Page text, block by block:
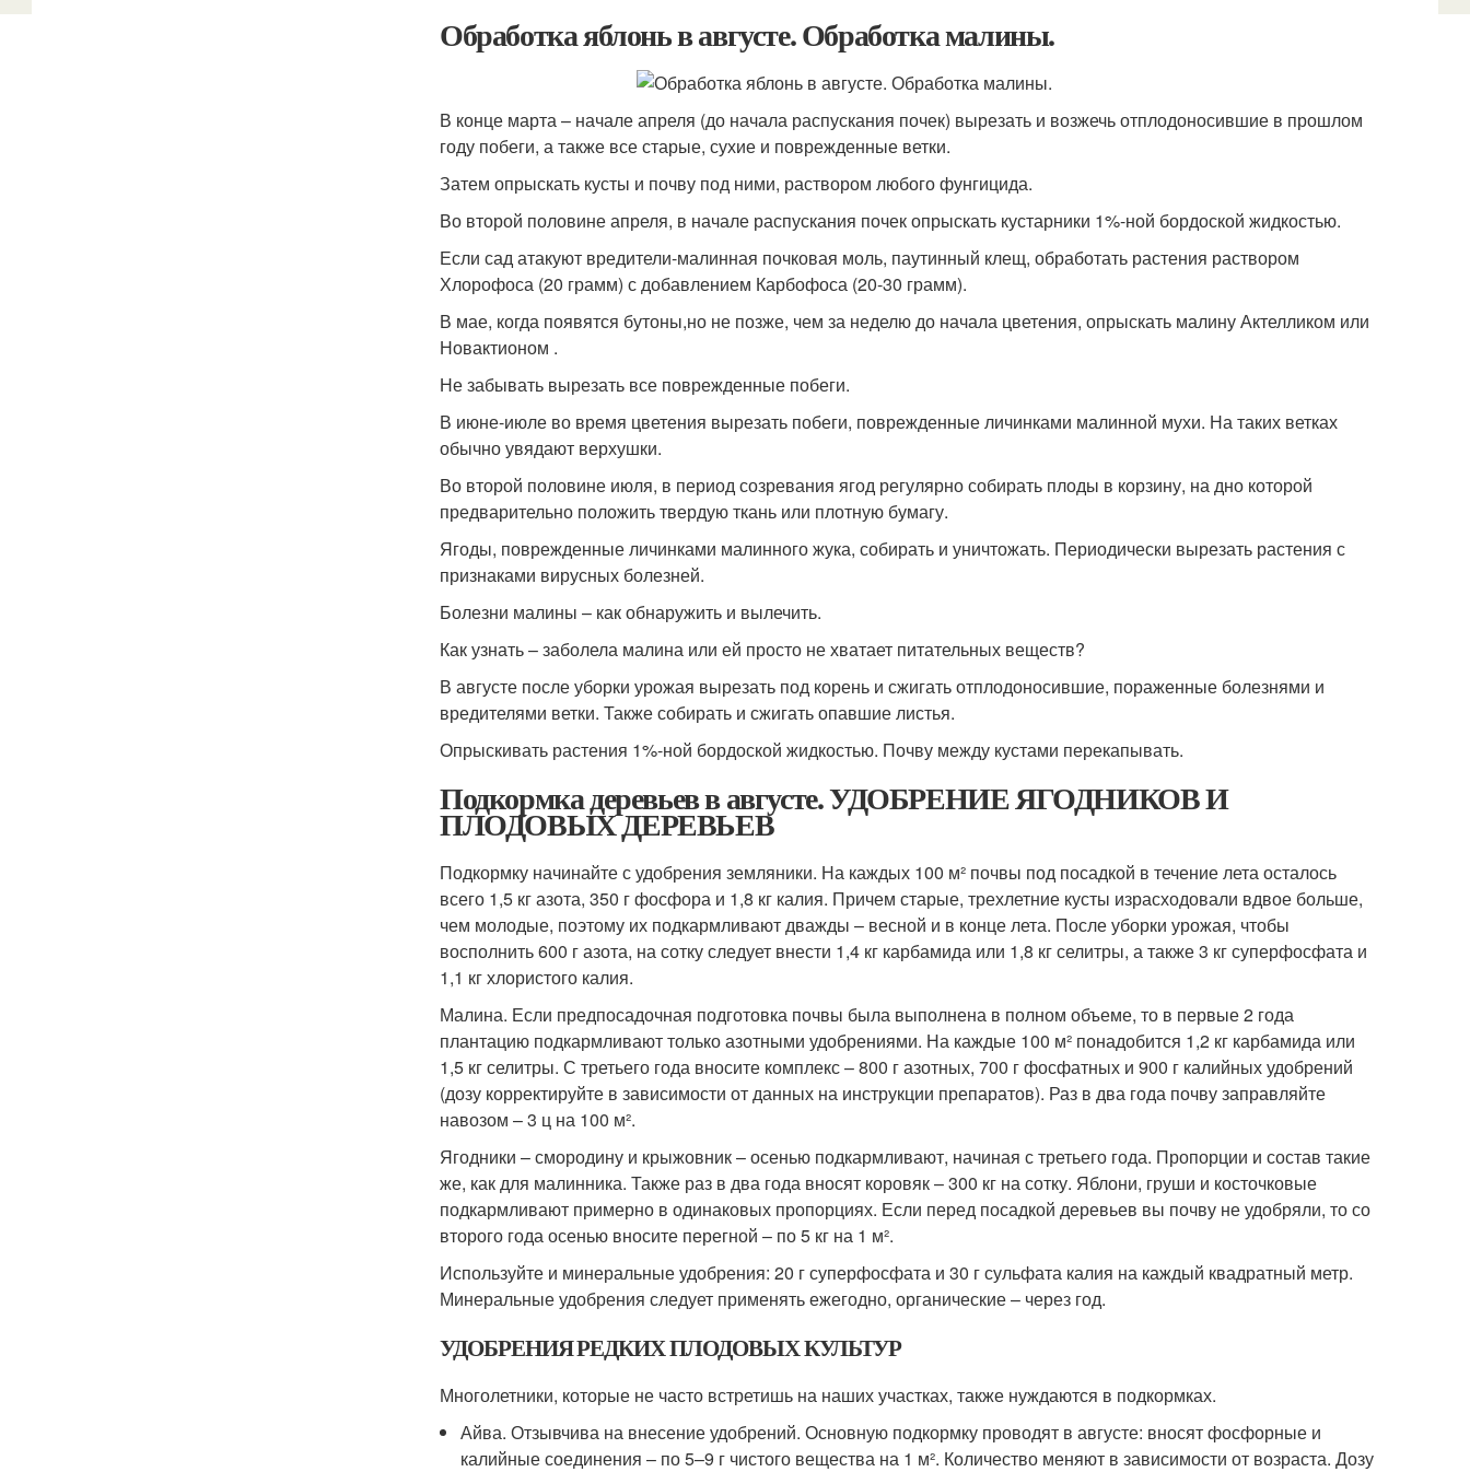
Обработка яблонь в августе. Обработка малины.
В конце марта – начале апреля (до начала распускания почек) вырезать и возжечь отплодоносившие в прошлом
году побеги, а также все старые, сухие и поврежденные ветки.
Затем опрыскать кусты и почву под ними, раствором любого фунгицида.
Во второй половине апреля, в начале распускания почек опрыскать кустарники 1%-ной бордоской жидкостью.
Если сад атакуют вредители-малинная почковая моль, паутинный клещ, обработать растения раствором
Хлорофоса (20 грамм) с добавлением Карбофоса (20-30 грамм).
В мае, когда появятся бутоны,но не позже, чем за неделю до начала цветения, опрыскать малину Актелликом или
Новактионом .
Не забывать вырезать все поврежденные побеги.
В июне-июле во время цветения вырезать побеги, поврежденные личинками малинной мухи. На таких ветках
обычно увядают верхушки.
Во второй половине июля, в период созревания ягод регулярно собирать плоды в корзину, на дно которой
предварительно положить твердую ткань или плотную бумагу.
Ягоды, поврежденные личинками малинного жука, собирать и уничтожать. Периодически вырезать растения с
признаками вирусных болезней.
Болезни малины – как обнаружить и вылечить.
Как узнать – заболела малина или ей просто не хватает питательных веществ?
В августе после уборки урожая вырезать под корень и сжигать отплодоносившие, пораженные болезнями и
вредителями ветки. Также собирать и сжигать опавшие листья.
Опрыскивать растения 1%-ной бордоской жидкостью. Почву между кустами перекапывать.
Подкормка деревьев в августе. УДОБРЕНИЕ ЯГОДНИКОВ И
ПЛОДОВЫХ ДЕРЕВЬЕВ
Подкормку начинайте с удобрения земляники. На каждых 100 м² почвы под посадкой в течение лета осталось
всего 1,5 кг азота, 350 г фосфора и 1,8 кг калия. Причем старые, трехлетние кусты израсходовали вдвое больше,
чем молодые, поэтому их подкармливают дважды – весной и в конце лета. После уборки урожая, чтобы
восполнить 600 г азота, на сотку следует внести 1,4 кг карбамида или 1,8 кг селитры, а также 3 кг суперфосфата и
1,1 кг хлористого калия.
Малина. Если предпосадочная подготовка почвы была выполнена в полном объеме, то в первые 2 года
плантацию подкармливают только азотными удобрениями. На каждые 100 м² понадобится 1,2 кг карбамида или
1,5 кг селитры. С третьего года вносите комплекс – 800 г азотных, 700 г фосфатных и 900 г калийных удобрений
(дозу корректируйте в зависимости от данных на инструкции препаратов). Раз в два года почву заправляйте
навозом – 3 ц на 100 м².
Ягодники – смородину и крыжовник – осенью подкармливают, начиная с третьего года. Пропорции и состав такие
же, как для малинника. Также раз в два года вносят коровяк – 300 кг на сотку. Яблони, груши и косточковые
подкармливают примерно в одинаковых пропорциях. Если перед посадкой деревьев вы почву не удобряли, то со
второго года осенью вносите перегной – по 5 кг на 1 м².
Используйте и минеральные удобрения: 20 г суперфосфата и 30 г сульфата калия на каждый квадратный метр.
Минеральные удобрения следует применять ежегодно, органические – через год.
УДОБРЕНИЯ РЕДКИХ ПЛОДОВЫХ КУЛЬТУР
Многолетники, которые не часто встретишь на наших участках, также нуждаются в подкормках.
Айва. Отзывчива на внесение удобрений. Основную подкормку проводят в августе: вносят фосфорные и
калийные соединения – по 5–9 г чистого вещества на 1 м². Количество меняют в зависимости от возраста. Дозу